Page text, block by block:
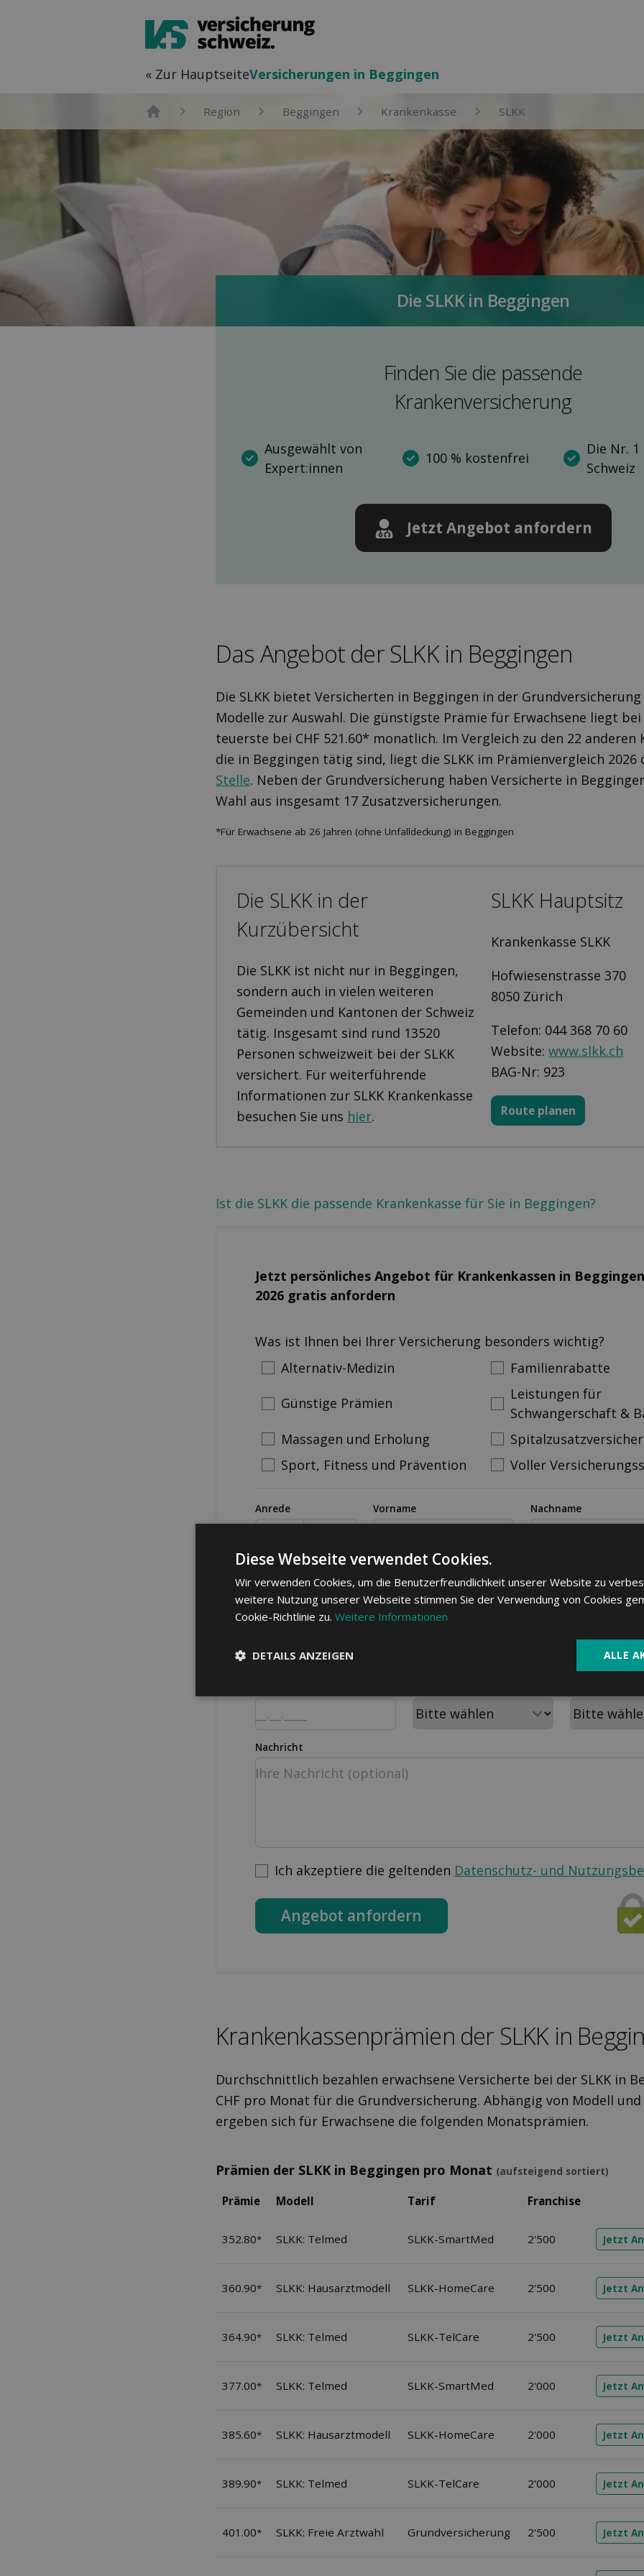
« Zur HauptseiteVersicher­ungen in Beggingen
Home
Region Beggingen Kranken­kasse SLKK
Die SLKK in Beggingen
Finden Sie die pas­sende
Kranken­versicherung
Ausgewählt von
Expert:innen
100 % kostenfrei
Die Nr.
Schweiz
Jetzt Angebot anfordern
Das Angebot der SLKK in Beggingen
Die SLKK bietet Versicherten in Beggingen in der
Modelle zur Auswahl. Die günstigste Prämie für Erwachsene liegt bei
teuerste bei CHF 521.60* monatlich. Im Vergleich zu den 22 anderen
die in Beggingen tätig sind, liegt die SLKK im Prämienvergleich
Stelle. Neben der Grundversicherung haben Versicherte in
Wahl aus insgesamt 17 Zusatzversicherungen.
*Für Erwachsene ab 26 Jahren (ohne Unfalldeckung) in Beggingen
Die SLKK in der
Kurzübersicht
Die SLKK ist nicht nur in Beggingen,
sondern auch in vielen weiteren
Gemeinden und Kantonen der Schweiz
tätig. Insgesamt sind rund 13520
Personen schweizweit bei der SLKK
versichert. Für weiterführende
Informationen zur SLKK Krankenkasse
besuchen Sie uns hier.
SLKK Hauptsitz
Krankenkasse SLKK
Hofwiesenstrasse 370
8050 Zürich
Telefon: 044 368 70 60
Website:www.slkk.ch
BAG-Nr: 923
Route planen
Ist die SLKK die passende Krankenkasse für Sie in Beggingen?
Jetzt persönliches Angebot für Kranken­kassen in Beggingen
2026 gratis anfordern
Was ist Ihnen bei Ihrer Versicherung besonders wichtig?
Alternativ-Medizin
Familienrabatte
Günstige Prämien
Leistungen für
Schwangerschaft &
Massagen und Erholung
Sport, Fitness und Prävention
Voller
Anrede Vorname Nachname
Telefonnummer Email
Nachricht
Ich akzeptiere die geltenden Datenschutz- und
Angebot anfordern
Kranken­kassen­prämien der SLKK in
Durchschnittlich bezahlen erwachsene Versicherte bei der SLKK in
CHF pro Monat für die Grundversicherung. Abhängig von Modell und
ergeben sich für Erwachsene die folgenden Monatsprämien.
Prämien der SLKK in Beggingen pro Monat (aufsteigend sortiert)
Prämie Modell Tarif Franchise
352.80* SLKK: Telmed SLKK-SmartMed 2'500 Jetzt
360.90* SLKK: Hausarztmodell SLKK-HomeCare 2'500 Jetzt
364.90* SLKK: Telmed SLKK-TelCare 2'500 Jetzt
377.00* SLKK: Telmed SLKK-SmartMed 2'000 Jetzt
385.60* SLKK: Hausarztmodell SLKK-HomeCare 2'000 Jetzt
389.90* SLKK: Telmed SLKK-TelCare 2'000 Jetzt
401.00* SLKK: Freie Arztwahl Grundversicherung 2'500 Jetzt
Diese Webseite verwendet Cookies.
Wir verwenden Cookies, um die Benutzerfreundlichkeit unserer Website zu
weitere Nutzung unserer Webseite stimmen Sie der Verwendung von Cookies
Cookie-Richtlinie zu. Weitere Informationen
ALLE
DETAILS ANZEIGEN